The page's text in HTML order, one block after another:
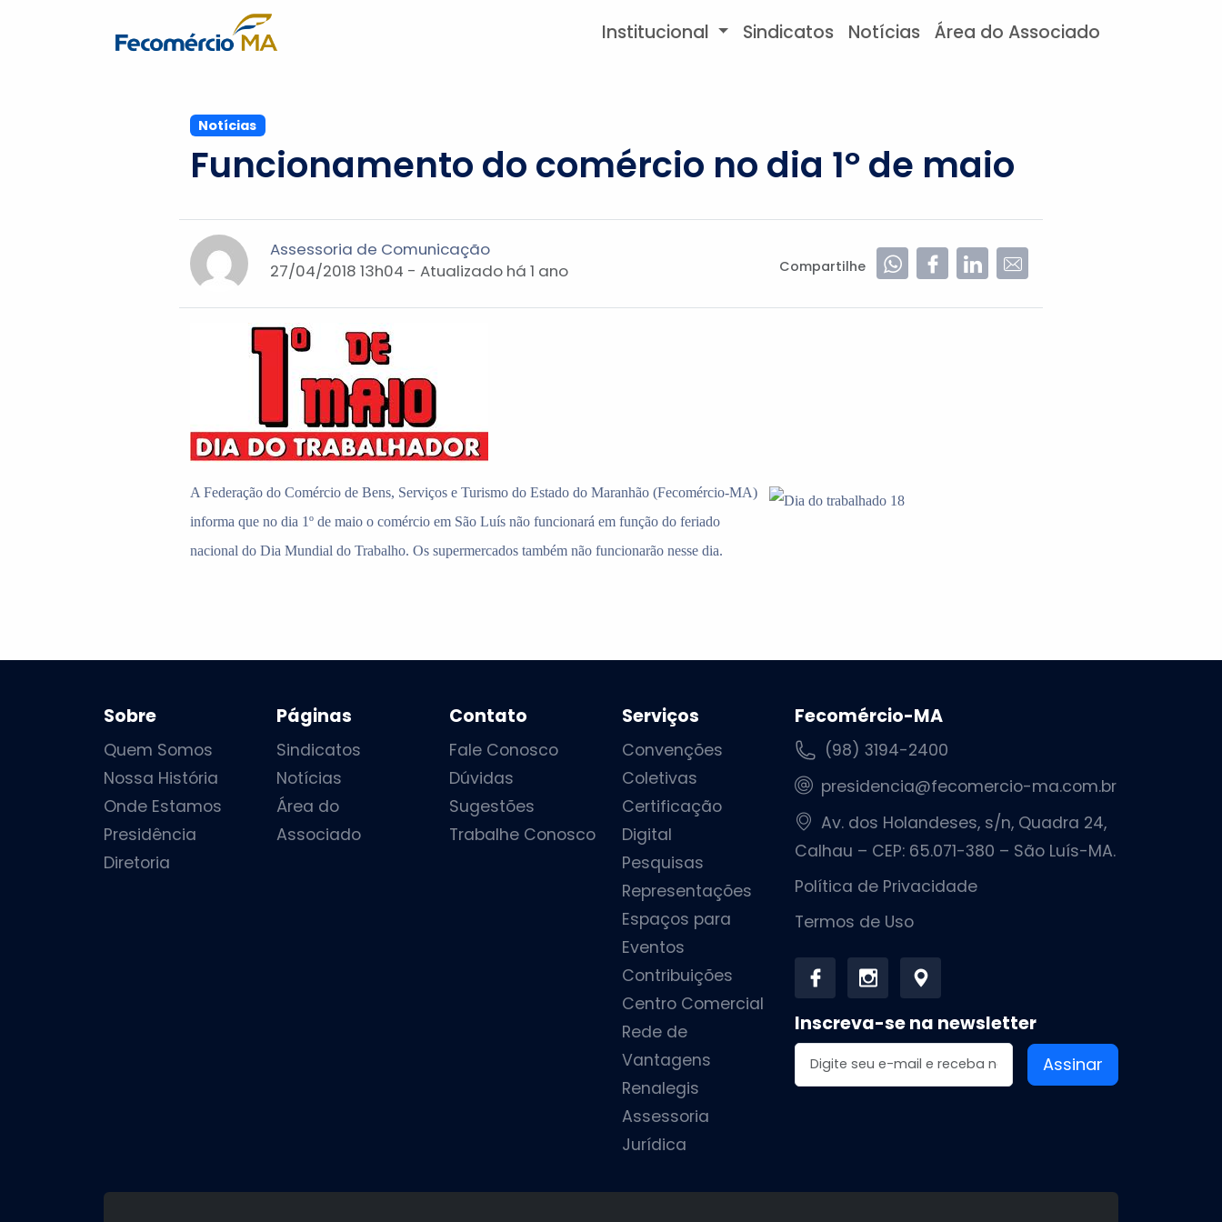
Institucional Sindicatos Notícias Área do Associado
Notícias
Funcionamento do comércio no dia 1º de maio
Assessoria de Comunicação
27/04/2018 13h04 - Atualizado há 1 ano Compartilhe
A Federação do Comércio de Bens, Serviços e Turismo do Estado do Maranhão (Fecomércio-MA)
informa que no dia 1º de maio o comércio em São Luís não funcionará em função do feriado
nacional do Dia Mundial do Trabalho. Os supermercados também não funcionarão nesse dia.
Sobre
Quem Somos
Nossa História
Onde Estamos
Presidência
Diretoria
Páginas
Sindicatos
Notícias
Área do
Associado
Contato
Fale Conosco
Dúvidas
Sugestões
Trabalhe Conosco
Serviços
Convenções
Coletivas
Certificação
Digital
Pesquisas
Representações
Espaços para
Eventos
Contribuições
Centro Comercial
Rede de
Vantagens
Renalegis
Assessoria
Jurídica
Fecomércio-MA
(98) 3194-2400
presidencia@fecomercio-ma.com.br
Av. dos Holandeses, s/n, Quadra 24,
Calhau – CEP: 65.071-380 – São Luís-MA.
Política de Privacidade
Termos de Uso
Inscreva-se na newsletter
Endereço de email
Assinar